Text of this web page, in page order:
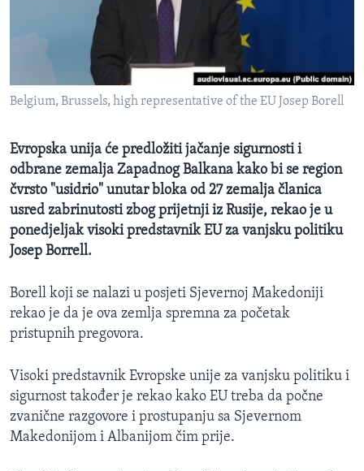
O GLASU AMERIKE
Learning English
Jezici
Belgium, Brussels, high representative of the EU Josep Borell
Evropska unija će predložiti jačanje sigurnosti i
odbrane zemalja Zapadnog Balkana kako bi se region
čvrsto "usidrio" unutar bloka od 27 zemalja članica
usred zabrinutosti zbog prijetnji iz Rusije, rekao je u
ponedjeljak visoki predstavnik EU za vanjsku politiku
Josep Borrell.
Borell koji se nalazi u posjeti Sjevernoj Makedoniji
rekao je da je ova zemlja spremna za početak
pristupnih pregovora.
Visoki predstavnik Evropske unije za vanjsku politiku i
sigurnost također je rekao kako EU treba da počne
zvanične razgovore i prostupanju sa Sjevernom
Makedonijom i Albanijom čim prije.